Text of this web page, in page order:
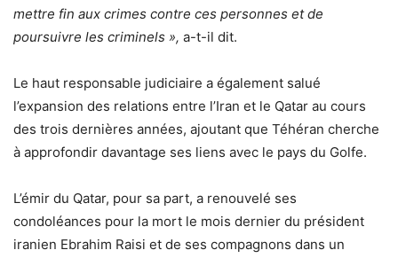
mettre fin aux crimes contre ces personnes et de
poursuivre les criminels », a-t-il dit.
Le haut responsable judiciaire a également salué
l’expansion des relations entre l’Iran et le Qatar au cours
des trois dernières années, ajoutant que Téhéran cherche
à approfondir davantage ses liens avec le pays du Golfe.
L’émir du Qatar, pour sa part, a renouvelé ses
condoléances pour la mort le mois dernier du président
iranien Ebrahim Raisi et de ses compagnons dans un